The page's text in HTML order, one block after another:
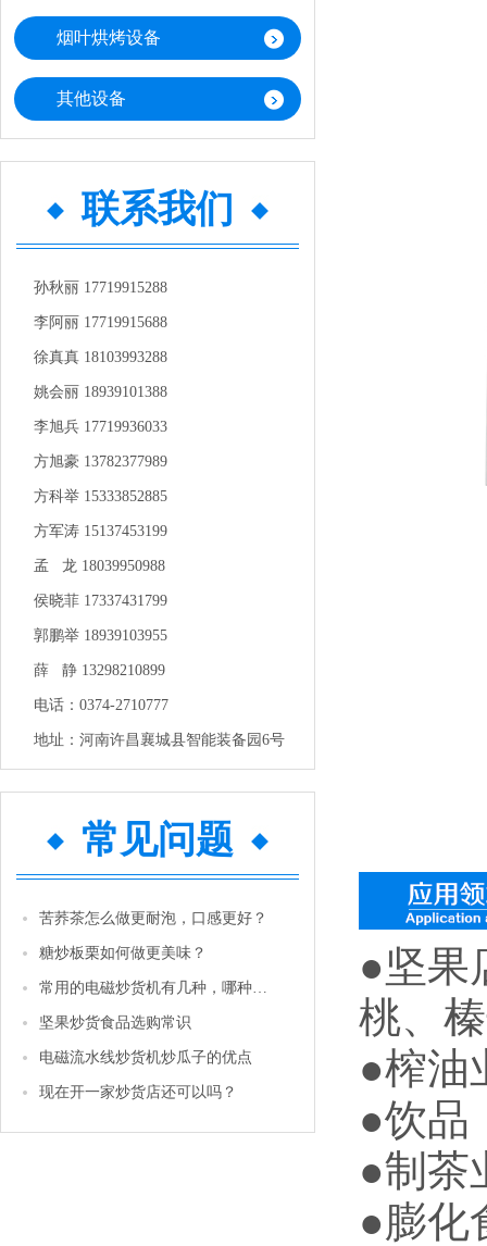
烟叶烘烤设备
其他设备
联系我们
孙秋丽 17719915288
李阿丽 17719915688
徐真真 18103993288
姚会丽 18939101388
李旭兵 17719936033
方旭豪 13782377989
方科举 15333852885
方军涛 15137453199
孟 龙 18039950988
侯晓菲 17337431799
郭鹏举 18939103955
薛 静 13298210899
电话：0374-2710777
地址：河南许昌襄城县智能装备园6号
常见问题
苦荞茶怎么做更耐泡，口感更好？
糖炒板栗如何做更美味？
常用的电磁炒货机有几种，哪种性价比更高一些？
坚果炒货食品选购常识
电磁流水线炒货机炒瓜子的优点
现在开一家炒货店还可以吗？
●坚果
桃、
●榨油
●饮品
●制茶
●膨化